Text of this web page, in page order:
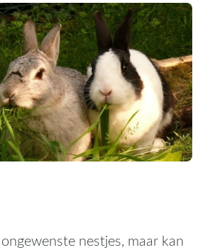
nestjes, maar kan